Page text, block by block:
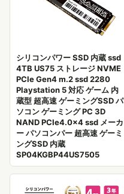
シリコンパワー SSD 内蔵 ssd
4TB US75 ストレージ NVME
PCIe Gen4 m.2 ssd 2280
Playstation 5 対応 ゲーム 内
蔵型 超高速 ゲーミングSSD パ
ソコン ゲーミング PC 3D
NAND PCIe4.0×4 ssd メーカ
ー パソコンパー 超高速 ゲーミ
ングSSD 内蔵
SP04KGBP44US7505